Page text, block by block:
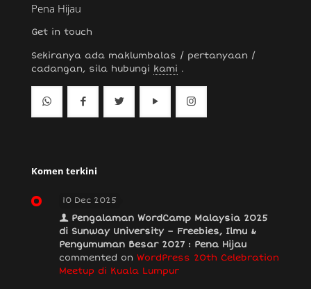
Pena Hijau
Get in touch
Sekiranya ada maklumbalas / pertanyaan /
cadangan, sila hubungi kami .
Komen terkini
10 Dec 2025
Pengalaman WordCamp Malaysia 2025
di Sunway University – Freebies, Ilmu &
Pengumuman Besar 2027 : Pena Hijau
commented on WordPress 20th Celebration
Meetup di Kuala Lumpur